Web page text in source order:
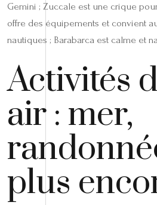
Gemini ; Zuccale est une crique
offre des équipements et convient
nautiques ; Barabarca est calme et
Activités
air : mer,
plus